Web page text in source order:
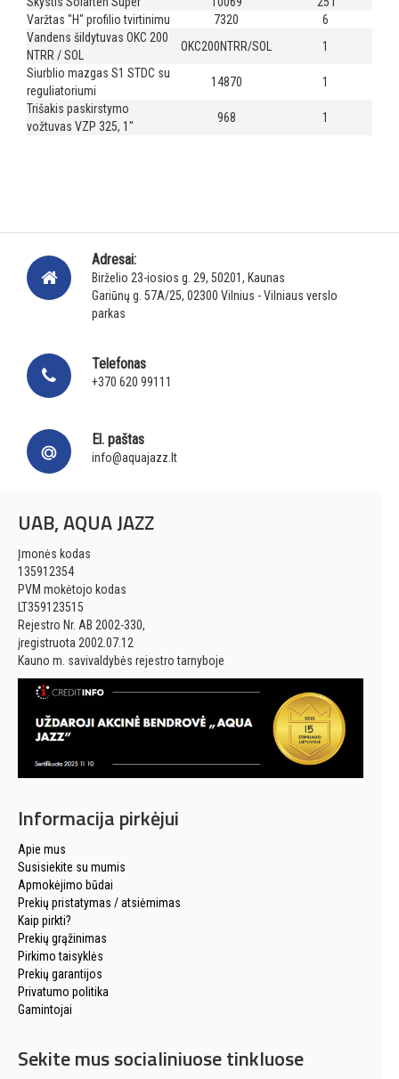
Varžtas "H" profilio tvirtinimu
7320
6
Vandens šildytuvas OKC 200
NTRR / SOL
OKC200NTRR/SOL
1
Siurblio mazgas S1 STDC su
reguliatoriumi
14870
1
Trišakis paskirstymo
vožtuvas VZP 325, 1"
968 1
Adresai:
Birželio 23-iosios g. 29, 50201, Kaunas
Gariūnų g. 57A/25, 02300 Vilnius - Vilniaus verslo
parkas
Telefonas
+370 620 99111
El. paštas
info@aquajazz.lt
UAB, AQUA JAZZ
Įmonės kodas
135912354
PVM mokėtojo kodas
LT359123515
Rejestro Nr. AB 2002-330,
įregistruota 2002.07.12
Kauno m. savivaldybės rejestro tarnyboje
Informacija pirkėjui
Apie mus
Susisiekite su mumis
Apmokėjimo būdai
Prekių pristatymas / atsiėmimas
Kaip pirkti?
Prekių grąžinimas
Pirkimo taisyklės
Prekių garantijos
Privatumo politika
Gamintojai
Sekite mus socialiniuose tinkluose